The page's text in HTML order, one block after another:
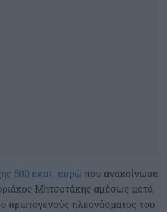
500 εκατ. ευρώ που ανακοίνωσε
Μητσοτάκης αμέσως μετά
πρωτογενούς πλεονάσματος του